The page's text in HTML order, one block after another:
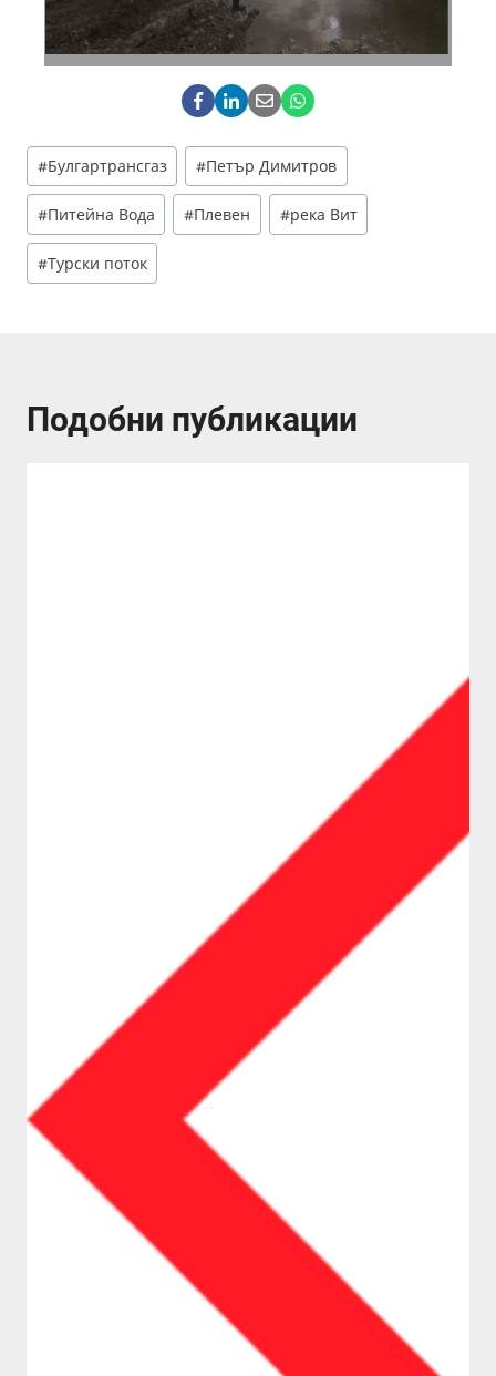
Post
Tags:
#Булгартрансгаз #Петър Димитров
#Питейна Вода #Плевен #река Вит
#Турски поток
Подобни публикации